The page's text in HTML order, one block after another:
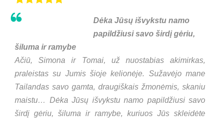
Dėka Jūsų išvykstu namo
papildžiusi savo širdį gėriu,
šiluma ir ramybe
Ačiū, Simona ir Tomai, už nuostabias akimirkas,
praleistas su Jumis šioje kelionėje. Sužavėjo mane
Tailandas savo gamta, draugiškais žmonėmis, skaniu
maistu… Dėka Jūsų išvykstu namo papildžiusi savo
širdį gėriu, šiluma ir ramybe, kuriuos Jūs skleidėte